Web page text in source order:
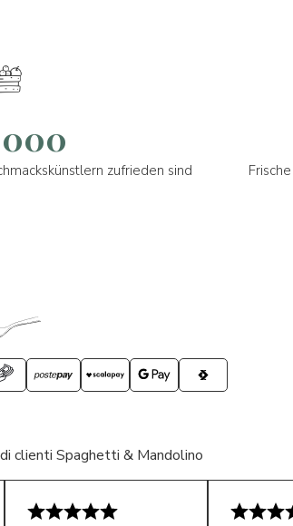
zufrieden sind
clienti Spaghetti & Mandolino